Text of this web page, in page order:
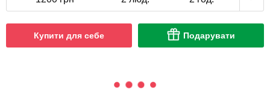
Купити для себе Подарувати